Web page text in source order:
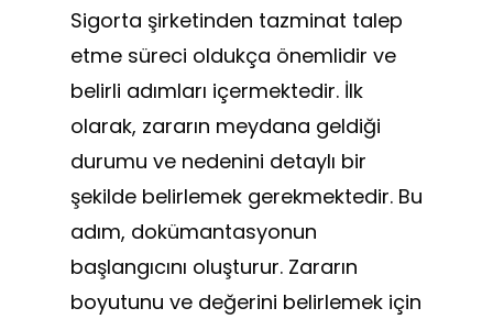
Sigorta şirketinden tazminat talep
etme süreci oldukça önemlidir ve
belirli adımları içermektedir. İlk
olarak, zararın meydana geldiği
durumu ve nedenini detaylı bir
şekilde belirlemek gerekmektedir. Bu
adım, dokümantasyonun
başlangıcını oluşturur. Zararın
boyutunu ve değerini belirlemek için